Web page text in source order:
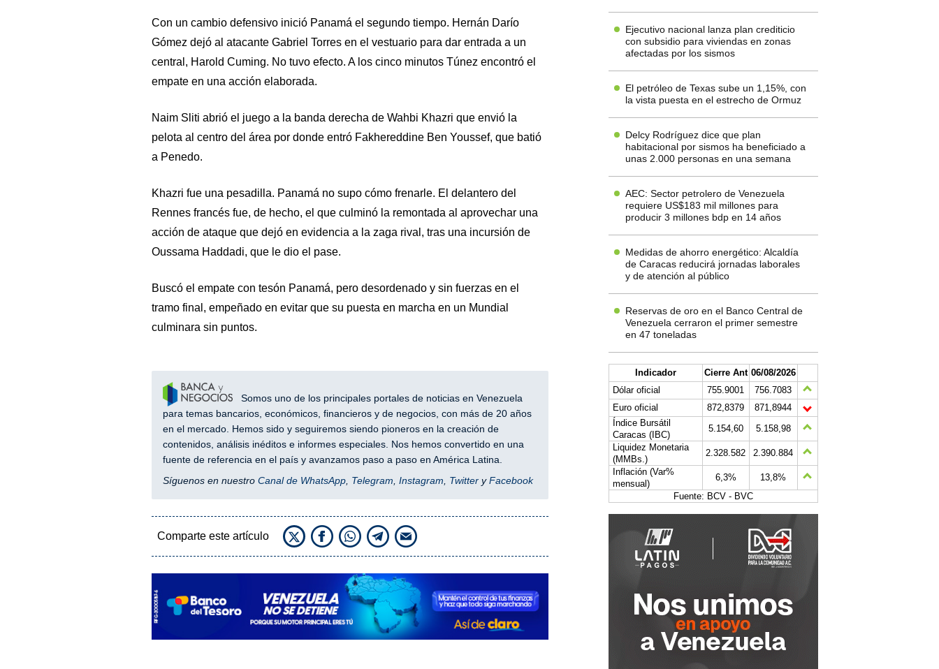
Con un cambio defensivo inició Panamá el segundo tiempo. Hernán Darío
Gómez dejó al atacante Gabriel Torres en el vestuario para dar entrada a un
central, Harold Cuming. No tuvo efecto. A los cinco minutos Túnez encontró el
empate en una acción elaborada.
Naim Sliti abrió el juego a la banda derecha de Wahbi Khazri que envió la
pelota al centro del área por donde entró Fakhereddine Ben Youssef, que batió
a Penedo.
Khazri fue una pesadilla. Panamá no supo cómo frenarle. El delantero del
Rennes francés fue, de hecho, el que culminó la remontada al aprovechar una
acción de ataque que dejó en evidencia a la zaga rival, tras una incursión de
Oussama Haddadi, que le dio el pase.
Buscó el empate con tesón Panamá, pero desordenado y sin fuerzas en el
tramo final, empeñado en evitar que su puesta en marcha en un Mundial
culminara sin puntos.
Somos uno de los principales portales de noticias en Venezuela
para temas bancarios, económicos, financieros y de negocios, con más de 20 años
en el mercado. Hemos sido y seguiremos siendo pioneros en la creación de
contenidos, análisis inéditos e informes especiales. Nos hemos convertido en una
fuente de referencia en el país y avanzamos paso a paso en América Latina.
Síguenos en nuestro Canal de WhatsApp, Telegram, Instagram, TwitteryFacebook
Comparte este artículo
Ejecutivo nacional lanza plan crediticio
con subsidio para viviendas en zonas
afectadas por los sismos
El petróleo de Texas sube un 1,15%, con
la vista puesta en el estrecho de Ormuz
Delcy Rodríguez dice que plan
habitacional por sismos ha beneficiado a
unas 2.000 personas en una semana
AEC: Sector petrolero de Venezuela
requiere US$183 mil millones para
producir 3 millones bdp en 14 años
Medidas de ahorro energético: Alcaldía
de Caracas reducirá jornadas laborales
y de atención al público
Reservas de oro en el Banco Central de
Venezuela cerraron el primer semestre
en 47 toneladas
Indicador Cierre Ant 06/08/2026
Dólar oficial
755.9001
756.7083
Euro oficial
872,8379
871,8944
Índice Bursátil
Caracas (IBC)
5.154,60
5.158,98
Liquidez Monetaria
(MMBs.)
2.328.582
2.390.884
Inflación (Var%
mensual)
6,3%
13,8%
Fuente: BCV - BVC